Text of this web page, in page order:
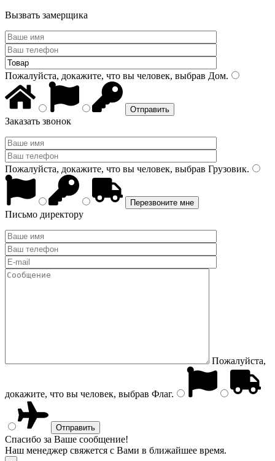
Вызвать замерщика
Пожалуйста, докажите, что вы человек, выбрав Дом.
Заказать звонок
Пожалуйста, докажите, что вы человек, выбрав Грузовик.
Письмо директору
Пожалуйста,
докажите, что вы человек, выбрав Флаг.
Спасибо за Ваше сообщение!
Наш менеджер свяжется с Вами в ближайшее время.